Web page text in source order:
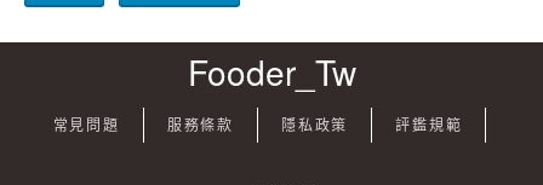
Fooder_Tw
常見問題 服務條款 隱私政策 評鑑規範